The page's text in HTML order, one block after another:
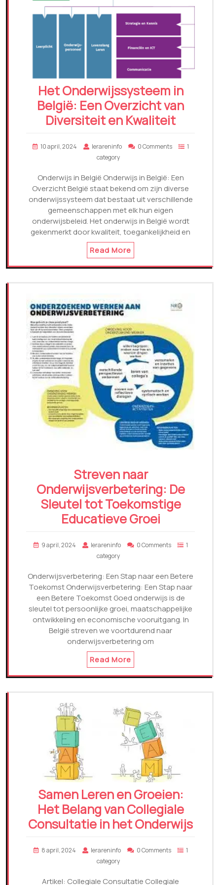
Het Onderwijssysteem in
België: Een Overzicht van
Diversiteit en Kwaliteit
10 april, 2024 lerareninfo 0 Comments
1
category
Onderwijs in België Onderwijs in België: Een
Overzicht België staat bekend om zijn diverse
onderwijssysteem dat bestaat uit verschillende
gemeenschappen met elk hun eigen
onderwijsbeleid. Het onderwijs in België wordt
gekenmerkt door kwaliteit, toegankelijkheid en
Read More
Streven naar
Onderwijsverbetering: De
Sleutel tot Toekomstige
Educatieve Groei
9 april, 2024 lerareninfo 0 Comments
1
category
Onderwijsverbetering: Een Stap naar een Betere
Toekomst Onderwijsverbetering: Een Stap naar
een Betere Toekomst Goed onderwijs is de
sleutel tot persoonlijke groei, maatschappelijke
ontwikkeling en economische vooruitgang. In
België streven we voortdurend naar
onderwijsverbetering om
Read More
Samen Leren en Groeien:
Het Belang van Collegiale
Consultatie in het Onderwijs
8 april, 2024 lerareninfo 0 Comments
1
category
Artikel: Collegiale Consultatie Collegiale